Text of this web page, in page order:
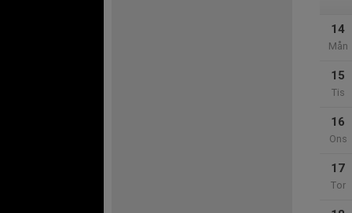
14
Mån
15
Tis
16
Ons
17
Tor